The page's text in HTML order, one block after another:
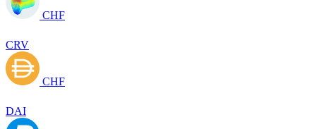
CHF
CRV
CHF
DAI